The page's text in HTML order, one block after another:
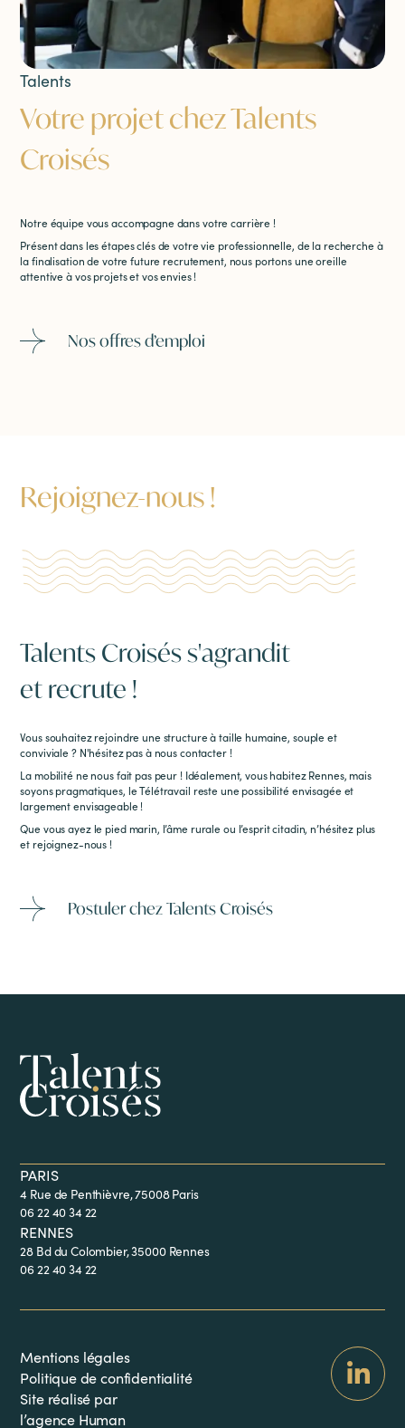
Talents
Votre projet chez Talents
Croisés
Notre équipe vous accompagne dans votre carrière !
Présent dans les étapes clés de votre vie professionnelle, de la recherche à
la finalisation de votre future recrutement, nous portons une oreille
attentive à vos projets et vos envies !
Nos offres d’emploi
Rejoignez-nous !
Talents Croisés s'agrandit
et recrute !
Vous souhaitez rejoindre une structure à taille humaine, souple et
conviviale ? N'hésitez pas à nous contacter !
La mobilité ne nous fait pas peur ! Idéalement, vous habitez Rennes, mais
soyons pragmatiques, le Télétravail reste une possibilité envisagée et
largement envisageable !
Que vous ayez le pied marin, l’âme rurale ou l’esprit citadin, n’hésitez plus
et rejoignez-nous !
Postuler chez Talents Croisés
PARIS
4 Rue de Penthièvre, 75008 Paris
06 22 40 34 22
RENNES
28 Bd du Colombier, 35000 Rennes
06 22 40 34 22
Mentions légales
Politique de confidentialité
Site réalisé par
l’agence Human